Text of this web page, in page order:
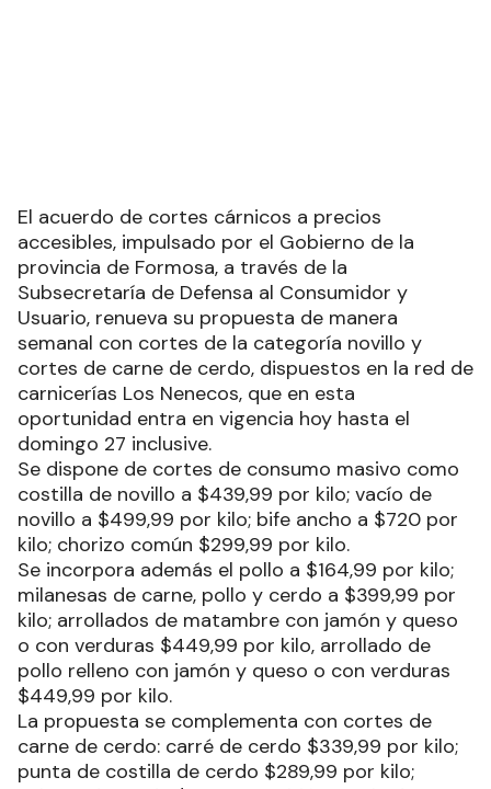
El acuerdo de cortes cárnicos a precios
accesibles, impulsado por el Gobierno de la
provincia de Formosa, a través de la
Subsecretaría de Defensa al Consumidor y
Usuario, renueva su propuesta de manera
semanal con cortes de la categoría novillo y
cortes de carne de cerdo, dispuestos en la red de
carnicerías Los Nenecos, que en esta
oportunidad entra en vigencia hoy hasta el
domingo 27 inclusive.
Se dispone de cortes de consumo masivo como
costilla de novillo a $439,99 por kilo; vacío de
novillo a $499,99 por kilo; bife ancho a $720 por
kilo; chorizo común $299,99 por kilo.
Se incorpora además el pollo a $164,99 por kilo;
milanesas de carne, pollo y cerdo a $399,99 por
kilo; arrollados de matambre con jamón y queso
o con verduras $449,99 por kilo, arrollado de
pollo relleno con jamón y queso o con verduras
$449,99 por kilo.